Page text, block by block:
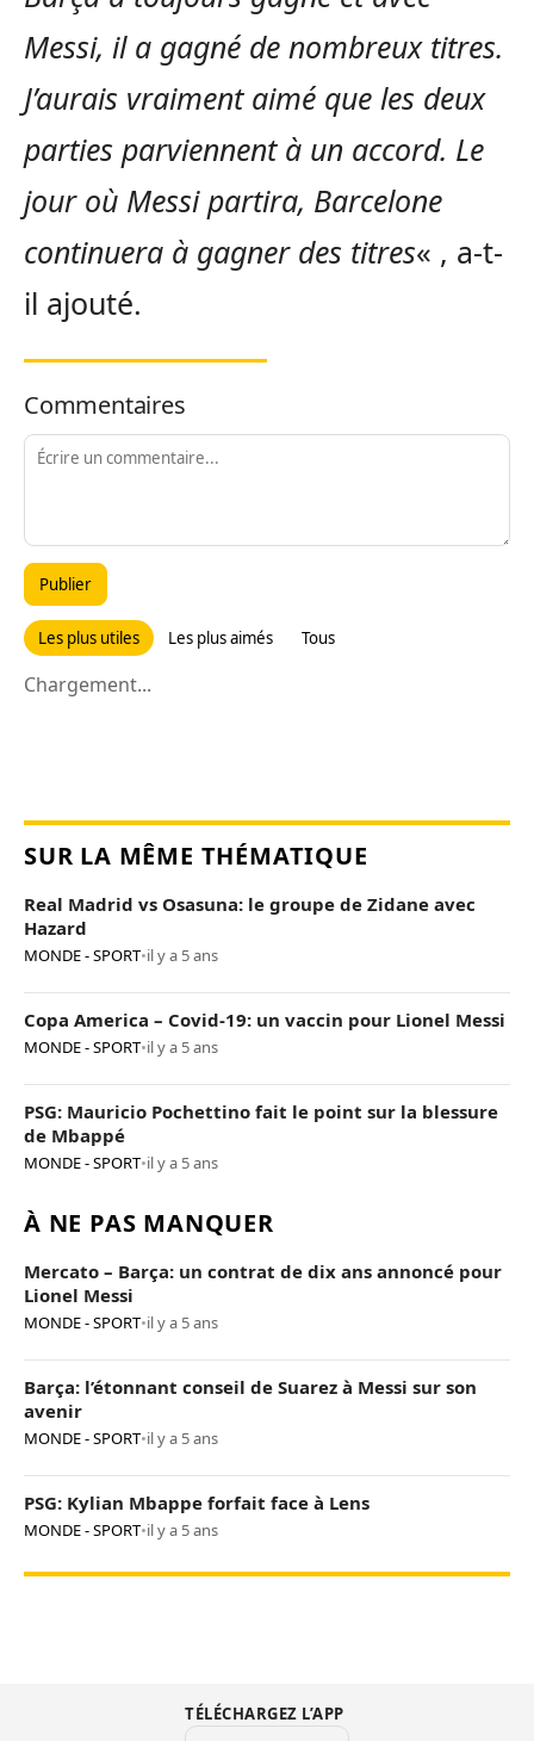
Messi, il a gagné de nombreux titres.
J’aurais vraiment aimé que les deux
parties parviennent à un accord. Le
jour où Messi partira, Barcelone
continuera à gagner des titres« , a-t-
il ajouté.
Commentaires
Publier
Les plus utiles Les plus aimés Tous
Chargement...
SUR LA MÊME THÉMATIQUE
Real Madrid vs Osasuna: le groupe de Zidane avec
Hazard
MONDE - SPORT•il y a 5 ans
Copa America – Covid-19: un vaccin pour Lionel Messi
MONDE - SPORT•il y a 5 ans
PSG: Mauricio Pochettino fait le point sur la blessure
de Mbappé
MONDE - SPORT•il y a 5 ans
À NE PAS MANQUER
Mercato – Barça: un contrat de dix ans annoncé pour
Lionel Messi
MONDE - SPORT•il y a 5 ans
Barça: l’étonnant conseil de Suarez à Messi sur son
avenir
MONDE - SPORT•il y a 5 ans
PSG: Kylian Mbappe forfait face à Lens
MONDE - SPORT•il y a 5 ans
TÉLÉCHARGEZ L’APP